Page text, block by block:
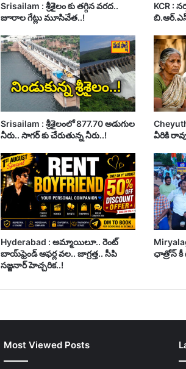
Srisailam : శ్రీశైలం కు తగ్గిన వరద..
జూరాల గేట్లు మూసివేత..!
KCR :
Srisailam : శ్రీశైలంలో 877.70 అడుగుల
నీరు.. సాగర్ కు చేరుతున్న నీరు..!
వీరికి
Hyderabad : అమ్మాయిలూ.. రెంట్
బాయ్‌ఫ్రెండ్ ఆఫర్ల వల.. జాగ్రత్త.. సీపి
సజ్జనార్ హెచ్చరిక..!
ఛాత్రోన్ కీ
Most Viewed Posts